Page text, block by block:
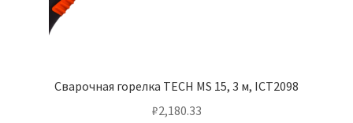
Сварочная горелка TECH MS 15, 3 м, ICT2098
₽2,180.33